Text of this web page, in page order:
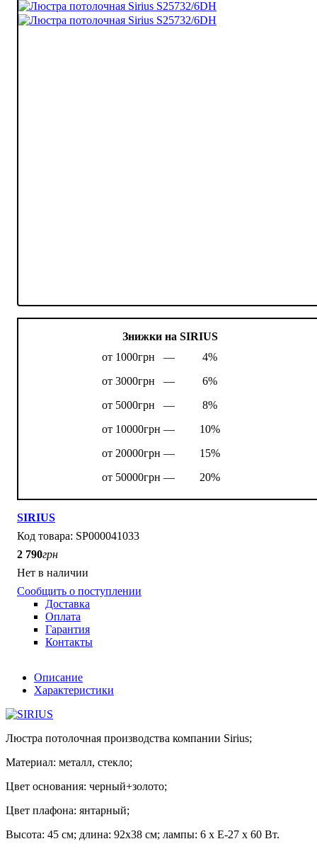
Знижки на SIRIUS
от 1000грн —
4%
от 3000грн —
6%
от 5000грн —
8%
от 10000грн —
10%
от 20000грн —
15%
от 50000грн —
20%
SIRIUS
SP000041033
2 790грн
Нет в наличии
Сообщить о поступлении
Доставка
Оплата
Гарантия
Контакты
Описание
Характеристики
Люстра потолочная производства компании Sirius;
Материал: металл, стекло;
Цвет основания: черный+золото;
Цвет плафона: янтарный;
Высота: 45 см; длина: 92х38 см; лампы: 6 х Е-27 х 60 Вт.